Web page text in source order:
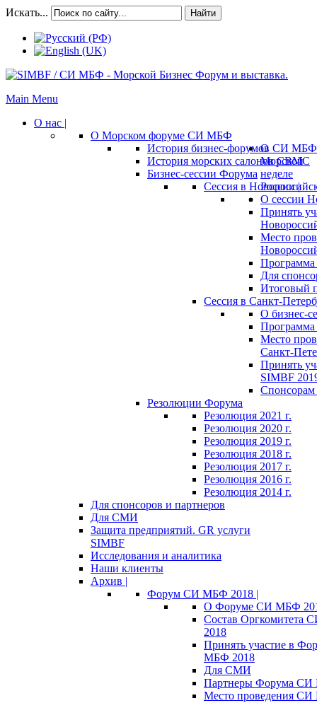
Искать... Найти
Main Menu
О нас |
О Морском форуме СИ МБФ
История бизнес-форумов СИ МБФ
История морских салонов СВМС
Бизнес-сессии Форума
Сессия в
О сессии
Принять
Место
Программа
Для
Итоговый
Сессия в Санкт-
О бизнес-
Программа
Место
Санкт-
Принять
SIMBF
Спонсорам
Резолюции Форума
Резолюция 2021 г.
Резолюция 2020 г.
Резолюция 2019 г.
Резолюция 2018 г.
Резолюция 2017 г.
Резолюция 2016 г.
Резолюция 2014 г.
Для спонсоров и партнеров
Для СМИ
Защита предприятий. GR услуги
SIMBF
Исследования и аналитика
Наши клиенты
Архив |
Форум СИ МБФ 2018 |
О Форуме СИ МБФ
Состав Оргкомитета
2018
Принять участие в
МБФ 2018
Для СМИ
Партнеры Форума
Место проведения
О
Морской
неделе
России |